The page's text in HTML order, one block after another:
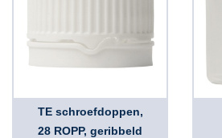
TE schroefdoppen,
28 ROPP, geribbeld